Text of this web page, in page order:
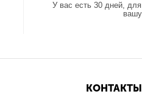
У вас есть 30 дней, для
КОНТАКТЫ